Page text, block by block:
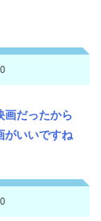
画だったから
がいいですね